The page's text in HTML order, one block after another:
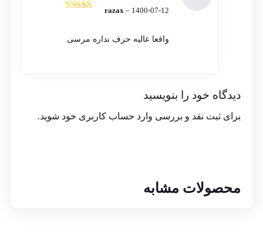
razax– 1400-07-12
واقعا عالیه حرف نداره مرسی
دیدگاه خود را بنویسید
برای ثبت نقد و بررسی وارد حساب کاربری خود شوید.
محصولات مشابه